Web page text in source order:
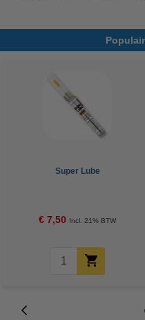
Super Lube
€ 7,50 Incl. 21% BTW